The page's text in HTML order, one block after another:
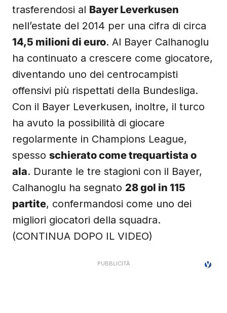
trasferendosi al Bayer Leverkusen
nell’estate del 2014 per una cifra di circa
14,5 milioni di euro. Al Bayer Calhanoglu
ha continuato a crescere come giocatore,
diventando uno dei centrocampisti
offensivi più rispettati della Bundesliga.
Con il Bayer Leverkusen, inoltre, il turco
ha avuto la possibilità di giocare
regolarmente in Champions League,
spesso schierato come trequartista o
ala. Durante le tre stagioni con il Bayer,
Calhanoglu ha segnato 28 gol in 115
partite, confermandosi come uno dei
migliori giocatori della squadra.
(CONTINUA DOPO IL VIDEO)